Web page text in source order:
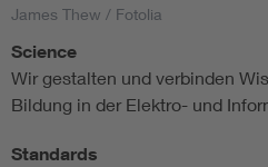
James Thew / Fotolia
Science
Wir gestalten und verbinden
Bildung in der Elektro- und
Standards